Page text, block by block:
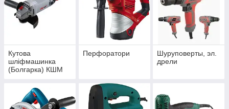
Кутова
шліфмашинка
(Болгарка) КШМ
Перфоратори
Шуруповерты, эл.
дрели